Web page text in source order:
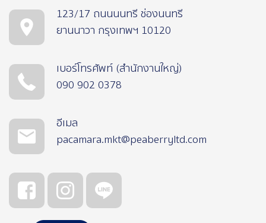
123/17 ถนนนนทรี ช่องนนทรี
ยานนาวา กรุงเทพฯ 10120
เบอร์โทรศัพท์ (สำนักงานใหญ่)
090 902 0378
อีเมล
pacamara.mkt@peaberryltd.com